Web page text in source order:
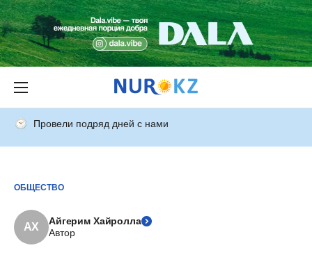
Провели подряд дней с нами
ОБЩЕСТВО
АХ
Айгерим Хайролла
Автор